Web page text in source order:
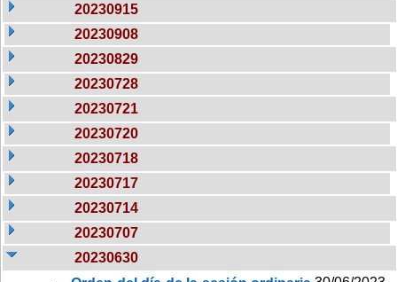
20230915
20230908
20230829
20230728
20230721
20230720
20230718
20230717
20230714
20230707
20230630